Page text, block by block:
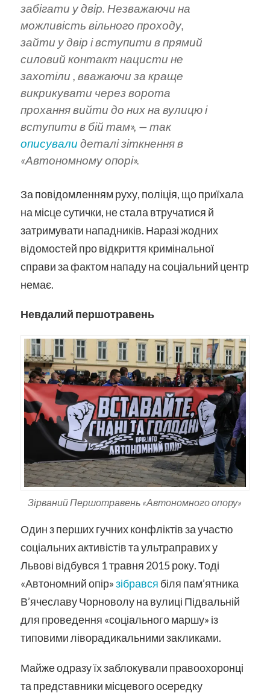
забігати у двір. Незважаючи на
можливість вільного проходу,
зайти у двір і вступити в прямий
силовий контакт нацисти не
захотіли , вважаючи за краще
викрикувати через ворота
прохання вийти до них на вулицю і
вступити в бій там», — так
описували деталі зіткнення в
«Автономному опорі».
За повідомленням руху, поліція, що приїхала
на місце сутички, не стала втручатися й
затримувати нападників. Наразі жодних
відомостей про відкриття кримінальної
справи за фактом нападу на соціальний центр
немає.
Невдалий першотравень
Зірваний Першотравень «Автономного опору»
Один з перших гучних конфліктів за участю
соціальних активістів та ультраправих у
Львові відбувся 1 травня 2015 року. Тоді
«Автономний опір»зібрався біля пам’ятника
В’ячеславу Чорноволу на вулиці Підвальній
для проведення «соціального маршу» із
типовими ліворадикальними закликами.
Майже одразу їх заблокували правоохоронці
та представники місцевого осередку